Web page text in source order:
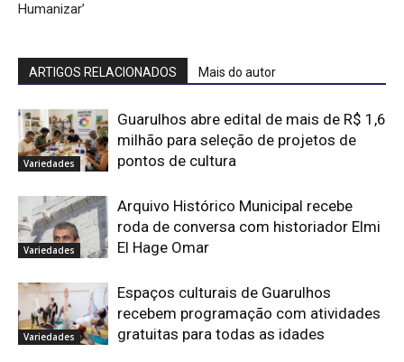
Humanizar’
ARTIGOS RELACIONADOS Mais do autor
Variedades
Guarulhos abre edital de mais de R$ 1,6
milhão para seleção de projetos de
pontos de cultura
Variedades
Arquivo Histórico Municipal recebe
roda de conversa com historiador Elmi
El Hage Omar
Variedades
Espaços culturais de Guarulhos
recebem programação com atividades
gratuitas para todas as idades